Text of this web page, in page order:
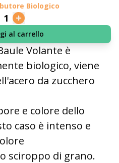
Biologico
1
al carrello
Volante è
biologico, viene
da zucchero
e colore dello
caso è intenso e
sciroppo di grano.